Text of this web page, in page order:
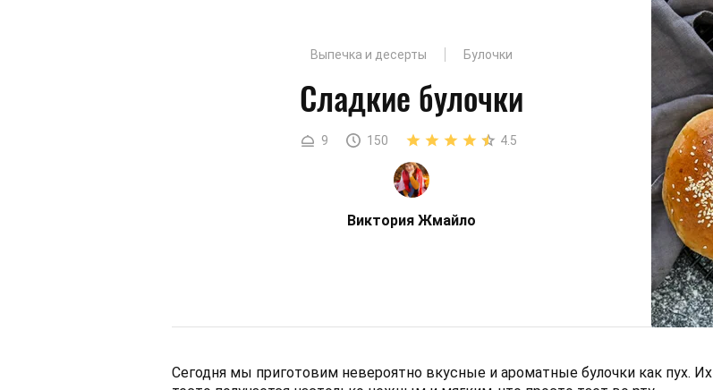
Выпечка и десерты Булочки
Сладкие булочки
9 150 4.5
Виктория Жмайло
Сегодня мы приготовим невероятно вкусные и ароматные булочки как пух. Их